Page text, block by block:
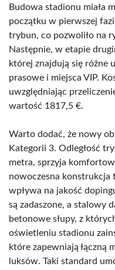
Budowa stadionu miała
początku w pierwszej
trybun, co pozwoliło na
Następnie, w etapie
której znajdują się różne
prasowe i miejsca VIP.
uwzględniając
wartość 1817,5 €.
Warto dodać, że nowy
Kategorii 3. Odległość
metra, sprzyja
nowoczesna
wpływa na jakość
są zadaszone, a stalowy
betonowe słupy, z
oświetleniu stadionu
które zapewniają łączną
luksów. Taki standard